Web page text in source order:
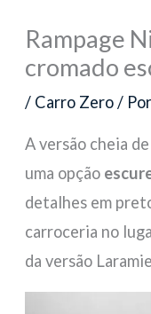
Rampage
cromado
/ Carro Zero/ Por
A versão cheia
uma opção
detalhes em
carroceria no
da versão